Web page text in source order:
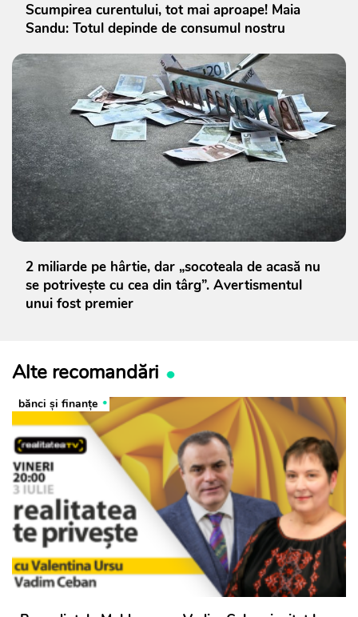
Scumpirea curentului, tot mai aproape! Maia
Sandu: Totul depinde de consumul nostru
2 miliarde pe hârtie, dar „socoteala de acasă nu
se potrivește cu cea din târg”. Avertismentul
unui fost premier
Alte recomandări
bănci şi finanţe